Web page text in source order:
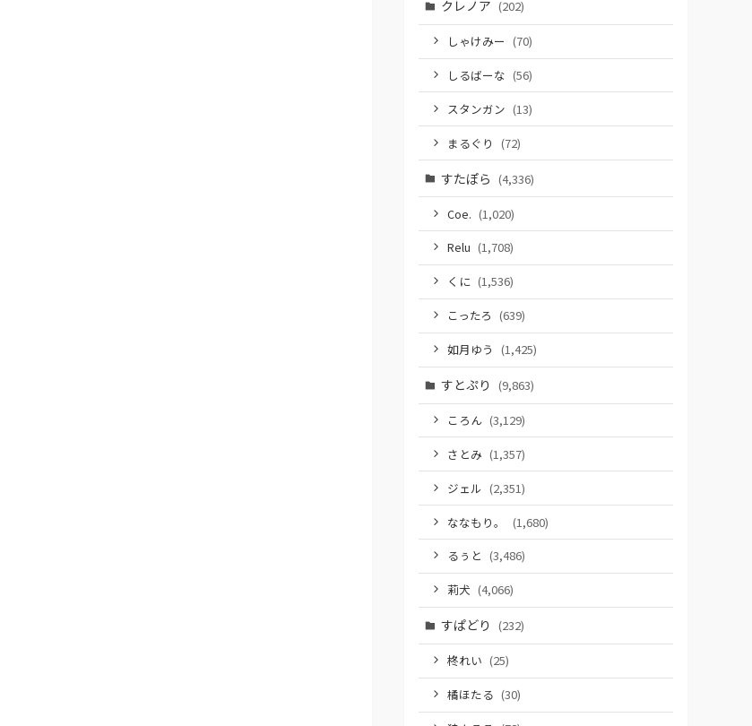
クレノア (202)
しゃけみー (70)
しるばーな (56)
スタンガン (13)
まるぐり (72)
すたぽら (4,336)
Coe. (1,020)
Relu (1,708)
くに (1,536)
こったろ (639)
如月ゆう (1,425)
すとぷり (9,863)
ころん (3,129)
さとみ (1,357)
ジェル (2,351)
ななもり。
(1,680)
るぅと (3,486)
莉犬 (4,066)
すぱどり (232)
柊れい (25)
橘ほたる (30)